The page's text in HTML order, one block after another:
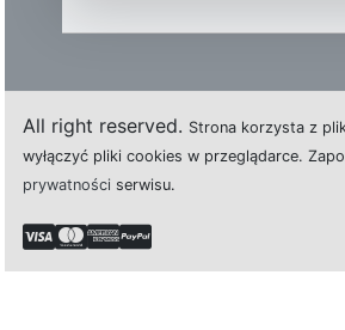
All right reserved. Strona korzysta z
wyłączyć pliki cookies w przeglądarce. Zapo
prywatności serwisu.